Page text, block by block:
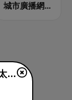
城市廣播網 FM 92.9 城市廣播
923魅力亞太 Asia FM 亞太電台 en línea